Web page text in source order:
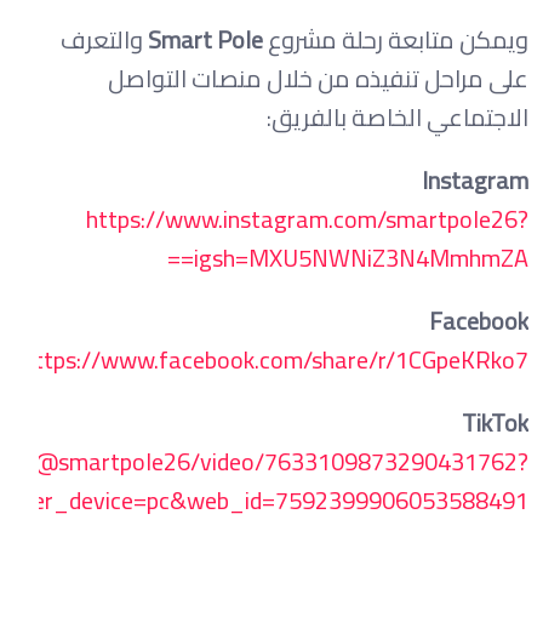
ويمكن متابعة رحلة مشروعSmart Poleوالتعرف
على مراحل تنفيذه من خلال منصات التواصل
الاجتماعي الخاصة بالفريق:
Instagram
https://www.instagram.com/smartpole26?
igsh=MXU5NWNiZ3N4MmhmZA==
Facebook
https://www.facebook.com/share/r/1CGpeKRko7/
TikTok
@smartpole26/video/7633109873290431762?